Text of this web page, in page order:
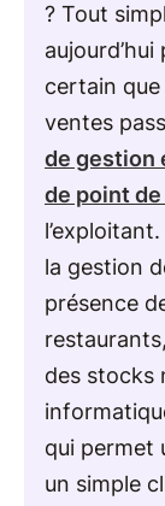
? Tout
certain
ventes
de gestion
de point
la gestion
présence
des stocks
qui permet
un simple